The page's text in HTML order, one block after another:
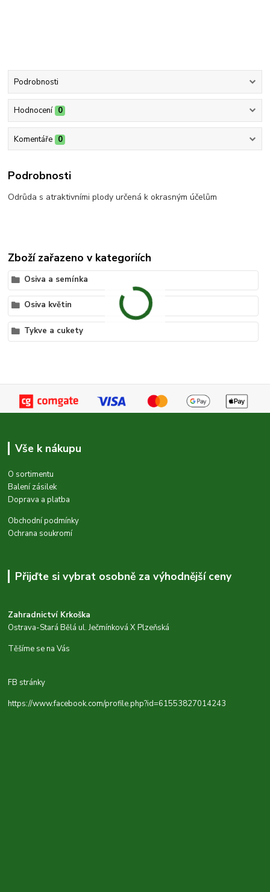
Podrobnosti
Hodnocení 0
Komentáře 0
Podrobnosti
Odrůda s atraktivními plody určená k okrasným účelům
Zboží zařazeno v kategoriích
Osiva a semínka
Osiva květin
Tykve a cukety
Vše k nákupu
O sortimentu
Balení zásilek
Doprava a platba
Obchodní podmínky
Ochrana soukromí
Přijďte si vybrat osobně za výhodnější ceny
Zahradnictví Krkoška
Ostrava-Stará Bělá ul. Ječmínková X Plzeňská
Těšíme se na Vás
FB stránky
https://www.facebook.com/profile.php?id=61553827014243